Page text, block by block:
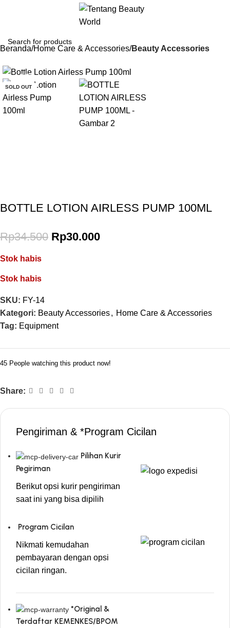
Beranda Home Care & Accessories Beauty Accessories
-13%
SOLD OUT
BOTTLE LOTION AIRLESS PUMP 100ML
Rp34.500 Rp30.000
Stok habis
Stok habis
SKU: FY-14
Kategori: Beauty Accessories, Home Care & Accessories
Tag: Equipment
45 People watching this product now!
Share:
Pengiriman & *Program Cicilan
Pilihan Kurir
Pegiriman
Berikut opsi kurir pengiriman
saat ini yang bisa dipilih
Program Cicilan
Nikmati kemudahan
pembayaran dengan opsi
cicilan ringan.
*Original &
Terdaftar KEMENKES/BPOM